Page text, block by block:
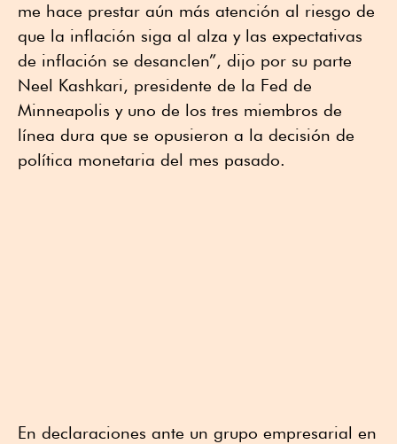
me hace prestar aún más atención al riesgo de
que la inflación siga al alza y las expectativas
de inflación se desanclen”, dijo por su parte
Neel Kashkari, presidente de la Fed de
Minneapolis y uno de los tres miembros de
línea dura que se opusieron a la decisión de
política monetaria del mes pasado.
En declaraciones ante un grupo empresarial en